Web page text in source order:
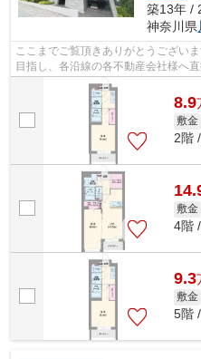
築13年 /
神奈川県
ここまでご覧頂きありがとうござい
目指し、各沿線の各不動産会社様へ
客様へ提供しております！最新の情
8.9
敷金
2階
敷金
4階
9.3
敷金
5階